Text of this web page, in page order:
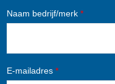
Naam bedrijf/merk *
E-mailadres *